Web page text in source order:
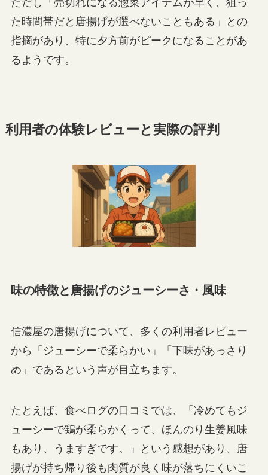
ただし「売切れになる惣菜アイテムが早く、狙っ
た時間帯だと唐揚げが選べないこともある」との
指摘があり、特に夕方前がピークになることがあ
るようです。
利用者の体験レビューと実際の評判
味の特徴と唐揚げのジューシーさ・風味
信濃屋の唐揚げについて、多くの利用者レビュー
から「ジューシーで柔らかい」「下味があっさり
め」であるという声が目立ちます。
たとえば、食べログの口コミでは、「冷めてもジ
ューシーで鶏が柔らかくって、ほんのり生姜風味
もあり、うますぎです。」という感想があり、唐
揚げが持ち帰り後も肉質が良く味が落ちにくいこ